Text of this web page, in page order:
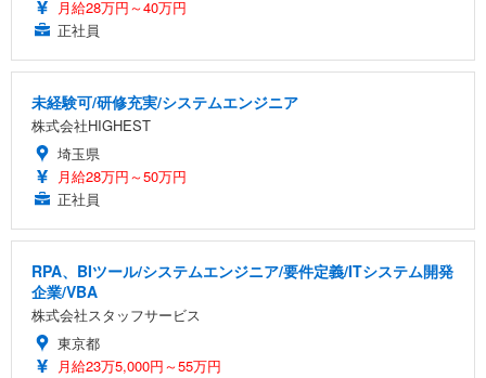
月給28万円～40万円
正社員
未経験可/研修充実/システムエンジニア
株式会社HIGHEST
埼玉県
月給28万円～50万円
正社員
RPA、BIツール/システムエンジニア/要件定義/ITシステム開発
企業/VBA
株式会社スタッフサービス
東京都
月給23万5,000円～55万円